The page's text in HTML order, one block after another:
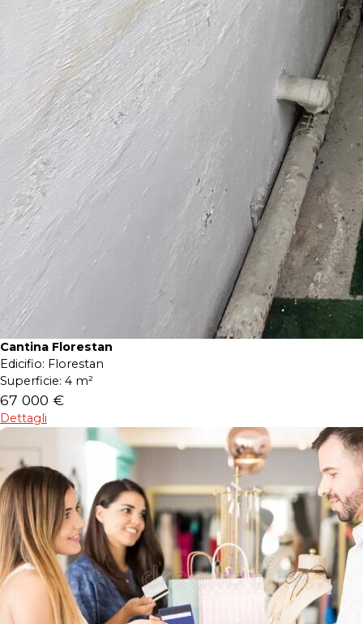
Cantina Florestan
Edicifio: Florestan
Superficie: 4 m²
67 000 €
Dettagli